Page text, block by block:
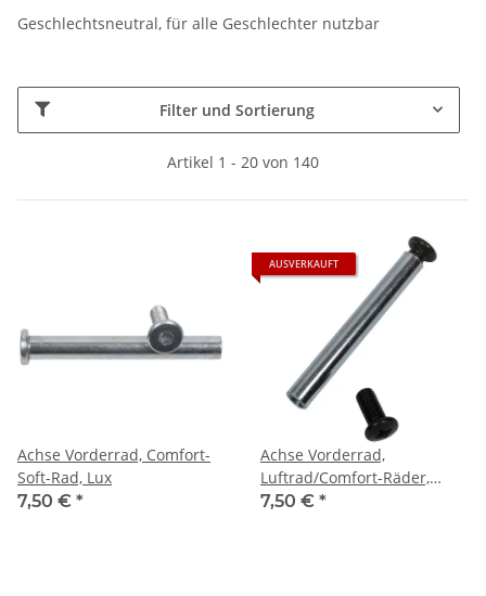
Geschlechtsneutral, für alle Geschlechter nutzbar
Filter und Sortierung
Artikel 1 - 20 von 140
Achse Vorderrad, Comfort-
Soft-Rad, Lux
7,50 € *
AUSVERKAUFT
Achse Vorderrad,
Luftrad/Comfort-Räder,
Varius
7,50 € *